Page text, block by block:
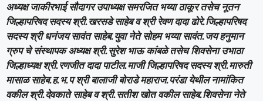
अध्यक्ष जाकीरभाई सौदागर उपाध्यक्ष समरजित भय्या ठाकूर तसेच नूतन
जिल्हापरिषद सदस्य श्री.खरसडे साहेब व श्री रेवण दादा ढोरे.जिल्हापरिषद
सदस्य श्री धनंजय सावंत साहेब.युवा नेते सोहम भय्या सावंत.जय हनुमान
ग्रुप चे संस्थापक अध्यक्ष श्री.सुरेश भाऊ कांबळे तसेच शिवसेना उभाठा
जिल्हाध्यक्ष श्री.रणजीत दादा पाटील.माजी जिल्हापरिषद सदस्य श्री.मारुती
मासाळ साहेब.ह.भ.प श्री बालाजी बोराडे महाराज.परंडा येथील नामांकित
वकील श्री.देवकाते साहेब व श्री.सतीश खोत वकील साहेब.शिवसेना नेते